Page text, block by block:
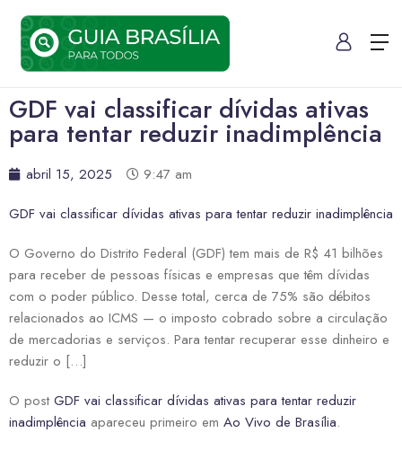
GDF vai classificar dívidas ativas
para tentar reduzir inadimplência
abril 15, 2025
9:47 am
GDF vai classificar dívidas ativas para tentar reduzir inadimplência
O Governo do Distrito Federal (GDF) tem mais de R$ 41 bilhões
para receber de pessoas físicas e empresas que têm dívidas
com o poder público. Desse total, cerca de 75% são débitos
relacionados ao ICMS — o imposto cobrado sobre a circulação
de mercadorias e serviços. Para tentar recuperar esse dinheiro e
reduzir o […]
O post GDF vai classificar dívidas ativas para tentar reduzir
inadimplência apareceu primeiro em Ao Vivo de Brasília.